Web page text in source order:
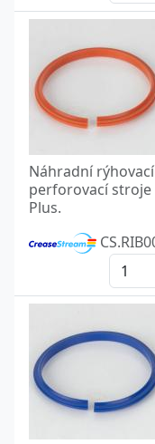
Náhradní
perforovací stroje
Plus.